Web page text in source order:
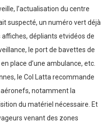
l’actualisation du centre
suspecté, un numéro vert déjà
dépliants etvidéos de
le port de bavettes de
place d’une ambulance, etc.
le Col Latta recommande
notamment la
du matériel nécessaire. Et
venant des zones